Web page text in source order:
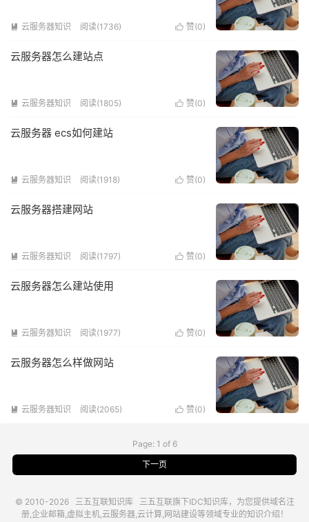
 云服务器知识 阅读(1736)  赞(0)
云服务器怎么建站点
 云服务器知识 阅读(1805)  赞(0)
云服务器 ecs如何建站
 云服务器知识 阅读(1918)  赞(0)
云服务器搭建网站
 云服务器知识 阅读(1797)  赞(0)
云服务器怎么建站使用
 云服务器知识 阅读(1977)  赞(0)
云服务器怎么样做网站
 云服务器知识 阅读(2065)  赞(0)
Page: 1 of 6
下一页
© 2010-2026 三五互联知识库 三五互联旗下IDC知识库，为您提供域名注
册,企业邮箱,虚拟主机,云服务器,云计算,网站建设等领域专业的知识介绍！